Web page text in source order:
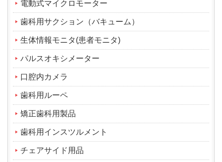
電動式マイクロモーター
歯科用サクション（バキューム）
生体情報モニタ(患者モニタ)
パルスオキシメーター
口腔内カメラ
歯科用ルーペ
矯正歯科用製品
歯科用インスツルメント
チェアサイド用品